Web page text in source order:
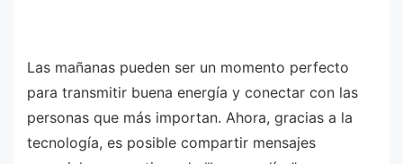
Las mañanas pueden ser un momento perfecto
para transmitir buena energía y conectar con las
personas que más importan. Ahora, gracias a la
tecnología, es posible compartir mensajes